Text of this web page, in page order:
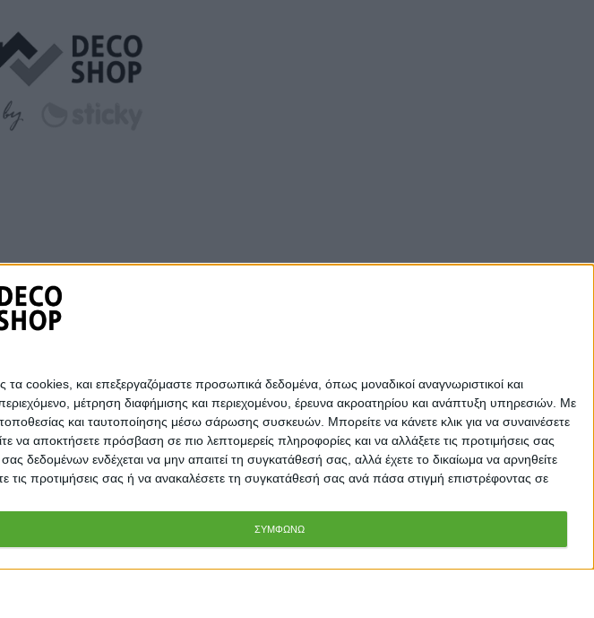
cookies, και επεξεργαζόμαστε προσωπικά δεδομένα, όπως μοναδικοί αναγνωριστικοί και
μέτρηση διαφήμισης και περιεχομένου, έρευνα ακροατηρίου και ανάπτυξη υπηρεσιών. Με
και ταυτοποίησης μέσω σάρωσης συσκευών. Μπορείτε να κάνετε κλικ για να συναινέσετε
αποκτήσετε πρόσβαση σε πιο λεπτομερείς πληροφορίες και να αλλάξετε τις προτιμήσεις σας
δεδομένων ενδέχεται να μην απαιτεί τη συγκατάθεσή σας, αλλά έχετε το δικαίωμα να αρνηθείτε
τις προτιμήσεις σας ή να ανακαλέσετε τη συγκατάθεσή σας ανά πάσα στιγμή επιστρέφοντας σε
ΣΥΜΦΩΝΩ